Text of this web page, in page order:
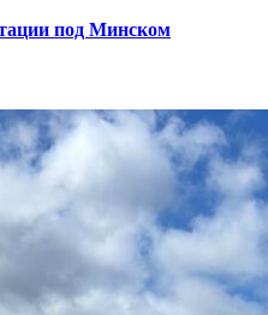
под Минском